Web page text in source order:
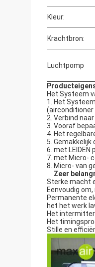
Kleur:
Krachtbron:
Luchtpomp
Het Systeem
1. Het
(airconditioner
2. Verbind
3. Vooraf
4. Het
5.
6. met LEIDEN
7. met Micro-
8. Micro- van
Zeer
Sterke macht
Eenvoudig
Permanente
het het werk
Het
Het
Stille en